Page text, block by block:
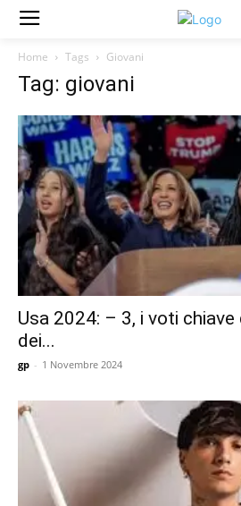
Home Tags Giovani
Tag: giovani
Usa 2024: – 3, i voti
dei...
gp - 1 Novembre 2024